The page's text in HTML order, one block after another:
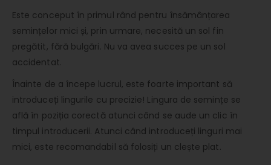
Este conceput în primul rând pentru însămânțarea
semințelor mici și, prin urmare, necesită un sol fin
pregătit, fără bulgări. Nu va avea succes pe un sol
accidentat.
Înainte de a începe lucrul, este foarte important să
introduceți lingurile cu precizie! Lingura de semințe se
află în poziția corectă atunci când se aude un clic în
timpul introducerii. Atunci când introduceți linguri mai
mici, este recomandabil să folosiți un clește plat.